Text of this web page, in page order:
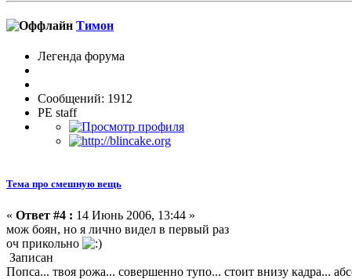
Тимон
Легенда форума
Сообщений: 1912
PE staff
Тема про смешную вещь
« Ответ #4 : 14 Июнь 2006, 13:44 »
мож боян, но я лично видел в первый раз
оч прикольно
Записан
Попса... твоя рожа... совершенно тупо... стоит внизу кадра...